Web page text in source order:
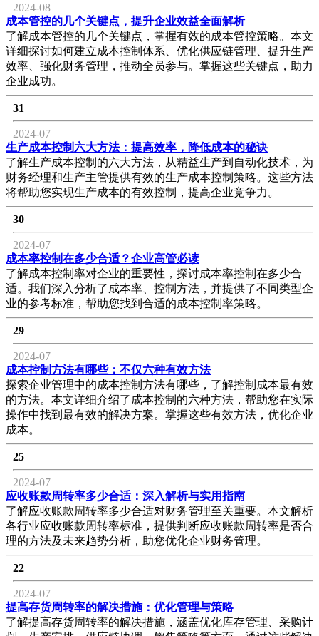
2024-08
成本管控的几个关键点，提升企业效益全面解析
了解成本管控的几个关键点，掌握有效的成本管控策略。本文
详细探讨如何建立成本控制体系、优化供应链管理、提升生产
效率、强化财务管理，推动全员参与。掌握这些关键点，助力
企业成功。
31
2024-07
生产成本控制六大方法：提高效率，降低成本的秘诀
了解生产成本控制的六大方法，从精益生产到自动化技术，为
财务经理和生产主管提供有效的生产成本控制策略。这些方法
将帮助您实现生产成本的有效控制，提高企业竞争力。
30
2024-07
成本率控制在多少合适？企业高管必读
了解成本控制率对企业的重要性，探讨成本率控制在多少合
适。我们深入分析了成本率、控制方法，并提供了不同类型企
业的参考标准，帮助您找到合适的成本控制率策略。
29
2024-07
成本控制方法有哪些：不仅六种有效方法
探索企业管理中的成本控制方法有哪些，了解控制成本最有效
的方法。本文详细介绍了成本控制的六种方法，帮助您在实际
操作中找到最有效的解决方案。掌握这些有效方法，优化企业
成本。
25
2024-07
应收账款周转率多少合适：深入解析与实用指南
了解应收账款周转率多少合适对财务管理至关重要。本文解析
各行业应收账款周转率标准，提供判断应收账款周转率是否合
理的方法及未来趋势分析，助您优化企业财务管理。
22
2024-07
提高存货周转率的解决措施：优化管理与策略
了解提高存货周转率的解决措施，涵盖优化库存管理、采购计